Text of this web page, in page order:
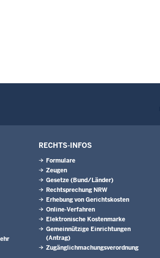
RECHTS-INFOS
Formulare
Zeugen
Gesetze (Bund/Länder)
Rechtsprechung NRW
Erhebung von Gerichtskosten
Online-Verfahren
Elektronische Kostenmarke
Gemeinnützige Einrichtungen
(Antrag)
Zugänglichmachungs­verordnung